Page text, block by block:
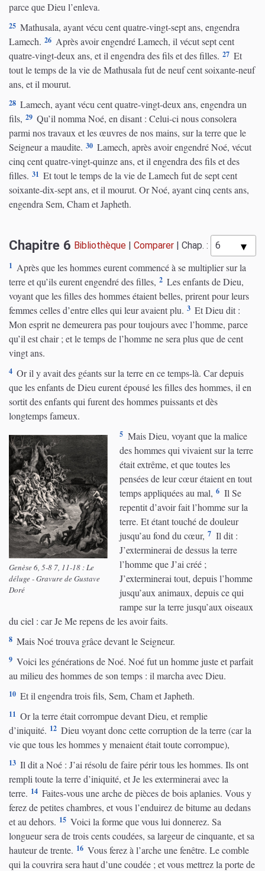
parce que Dieu l’enleva.
25 Mathusala, ayant vécu cent quatre-vingt-sept ans, engendra
Lamech. 26 Après avoir engendré Lamech, il vécut sept cent
quatre-vingt-deux ans, et il engendra des fils et des filles. 27 Et
tout le temps de la vie de Mathusala fut de neuf cent soixante-neuf
ans, et il mourut.
28 Lamech, ayant vécu cent quatre-vingt-deux ans, engendra un
fils, 29 Qu’il nomma Noé, en disant : Celui-ci nous consolera
parmi nos travaux et les œuvres de nos mains, sur la terre que le
Seigneur a maudite. 30 Lamech, après avoir engendré Noé, vécut
cinq cent quatre-vingt-quinze ans, et il engendra des fils et des
filles. 31 Et tout le temps de la vie de Lamech fut de sept cent
soixante-dix-sept ans, et il mourut. Or Noé, ayant cinq cents ans,
engendra Sem, Cham et Japheth.
Chapitre 6 Bibliothèque | Comparer | Chap. :
1 Après que les hommes eurent commencé à se multiplier sur la
terre et qu’ils eurent engendré des filles, 2 Les enfants de Dieu,
voyant que les filles des hommes étaient belles, prirent pour leurs
femmes celles d’entre elles qui leur avaient plu. 3 Et Dieu dit :
Mon esprit ne demeurera pas pour toujours avec l’homme, parce
qu’il est chair ; et le temps de l’homme ne sera plus que de cent
vingt ans.
4 Or il y avait des géants sur la terre en ce temps-là. Car depuis
que les enfants de Dieu eurent épousé les filles des hommes, il en
sortit des enfants qui furent des hommes puissants et dès
longtemps fameux.
Genèse 6, 5-8 7, 11-18 : Le
déluge - Gravure de Gustave
Doré
5 Mais Dieu, voyant que la malice
des hommes qui vivaient sur la terre
était extrême, et que toutes les
pensées de leur cœur étaient en tout
temps appliquées au mal, 6 Il Se
repentit d’avoir fait l’homme sur la
terre. Et étant touché de douleur
jusqu’au fond du cœur, 7 Il dit :
J’exterminerai de dessus la terre
l’homme que J’ai créé ;
J’exterminerai tout, depuis l’homme
jusqu’aux animaux, depuis ce qui
rampe sur la terre jusqu’aux oiseaux
du ciel : car Je Me repens de les avoir faits.
8 Mais Noé trouva grâce devant le Seigneur.
9 Voici les générations de Noé. Noé fut un homme juste et parfait
au milieu des hommes de son temps : il marcha avec Dieu.
10 Et il engendra trois fils, Sem, Cham et Japheth.
11 Or la terre était corrompue devant Dieu, et remplie
d’iniquité. 12 Dieu voyant donc cette corruption de la terre (car la
vie que tous les hommes y menaient était toute corrompue),
13 Il dit a Noé : J’ai résolu de faire périr tous les hommes. Ils ont
rempli toute la terre d’iniquité, et Je les exterminerai avec la
terre. 14 Faites-vous une arche de pièces de bois aplanies. Vous y
ferez de petites chambres, et vous l’enduirez de bitume au dedans
et au dehors. 15 Voici la forme que vous lui donnerez. Sa
longueur sera de trois cents coudées, sa largeur de cinquante, et sa
hauteur de trente. 16 Vous ferez à l’arche une fenêtre. Le comble
qui la couvrira sera haut d’une coudée ; et vous mettrez la porte de